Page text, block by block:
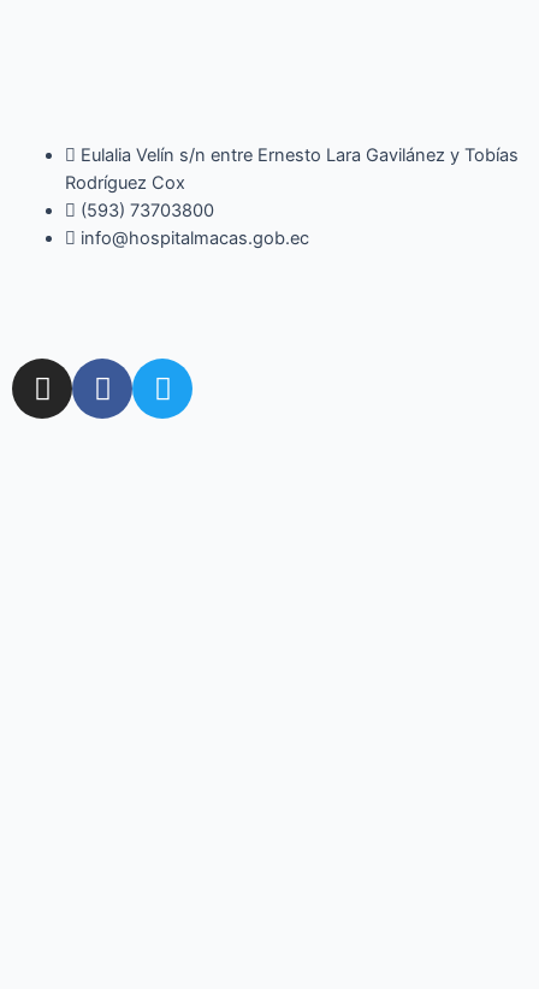
Eulalia Velín s/n entre Ernesto Lara Gavilánez y Tobías
Rodríguez Cox
(593) 73703800​
info@hospitalmacas.gob.ec